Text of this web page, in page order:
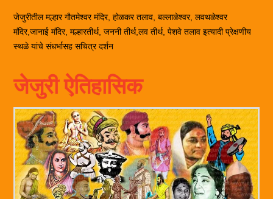
जेजुरीतील मल्हार गौतमेश्वर मंदिर, होळकर तलाव, बल्लाळेश्वर, लवथळेश्वर
मंदिर,जानाई मंदिर, मल्हारतीर्थ, जननी तीर्थ,लव तीर्थ, पेशवे तलाव इत्यादी प्रेक्षणीय
स्थळे यांचे संधर्भासह सचित्र दर्शन
जेजुरी ऐतिहासिक